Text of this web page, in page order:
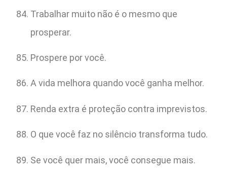
Trabalhar muito não é o mesmo que
prosperar.
Prospere por você.
A vida melhora quando você ganha melhor.
Renda extra é proteção contra imprevistos.
O que você faz no silêncio transforma tudo.
Se você quer mais, você consegue mais.